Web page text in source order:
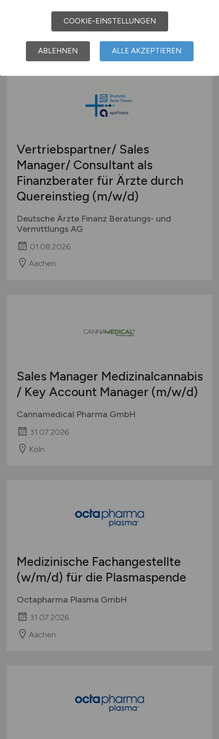
01.08.2026
Vertriebspartner/ Sales
Manager/ Consultant als
Finanzberater für Ärzte durch
Quereinstieg (m/w/d)
Deutsche Ärzte Finanz Beratungs- und
Vermittlungs AG
01.08.2026
Aachen
Sales Manager Medizinalcannabis
/ Key Account Manager (m/w/d)
Cannamedical Pharma GmbH
31.07.2026
Köln
Medizinische Fachangestellte
(w/m/d) für die Plasmaspende
Octapharma Plasma GmbH
31.07.2026
Aachen
COOKIE-EINSTELLUNGEN
ABLEHNEN ALLE AKZEPTIEREN